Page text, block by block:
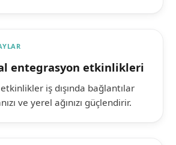
entegrasyon etkinlikleri
iş dışında bağlantılar
ve yerel ağınızı güçlendirir.